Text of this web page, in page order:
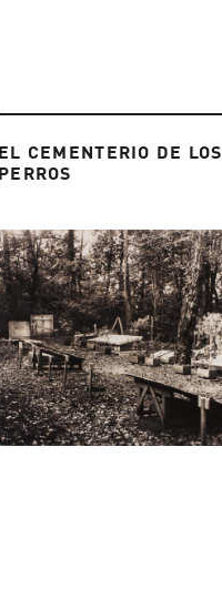
EL CEMENTERIO DE LOS
PERROS